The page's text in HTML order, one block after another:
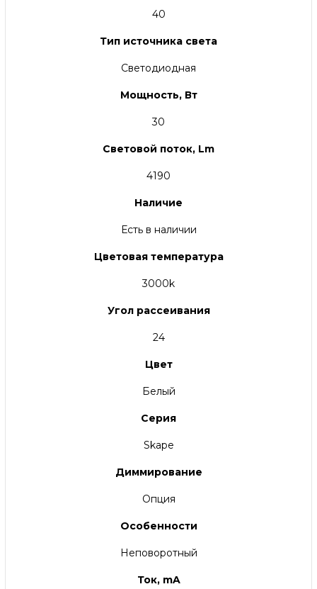
40
Тип источника света
Светодиодная
Мощность, Вт
30
Световой поток, Lm
4190
Наличие
Есть в наличии
Цветовая температура
3000k
Угол рассеивания
24
Цвет
Белый
Серия
Skape
Диммирование
Опция
Особенности
Неповоротный
Ток, mA